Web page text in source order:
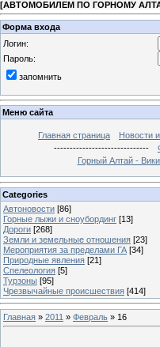
[АВТОМОБИЛЕМ ПО ГОРНОМУ
Форма входа
Логин:
Пароль:
запомнить
Меню сайта
Главная страница Новости
------------------------------
Горный Алтай -
Categories
Автоновости [86]
Горные лыжи и сноубординг [13]
Дороги [268]
Земли и земельные отношения [23]
Мероприятия за пределами ГА [34]
Природные явления [21]
Спелеология [5]
Турзоны [95]
Чрезвычайные происшествия [414]
Главная » 2011 » Февраль » 16